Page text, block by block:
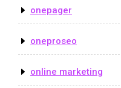
onepager
oneproseo
online marketing